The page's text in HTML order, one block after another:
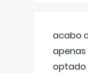
acabo
apenas
optado